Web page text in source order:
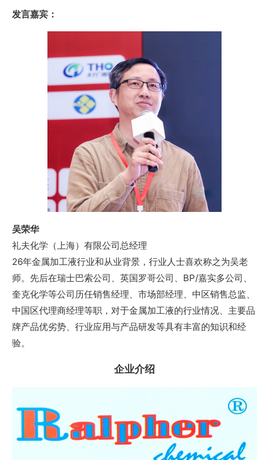
发言嘉宾：
吴荣华
礼夫化学（上海）有限公司总经理
26年金属加工液行业和从业背景，行业人士喜欢称之为吴老
师。先后在瑞士巴索公司、英国罗哥公司、BP/嘉实多公司、
奎克化学等公司历任销售经理、市场部经理、中区销售总监、
中国区代理商经理等职，对于金属加工液的行业情况、主要品
牌产品优劣势、行业应用与产品研发等具有丰富的知识和经
验。
企业介绍